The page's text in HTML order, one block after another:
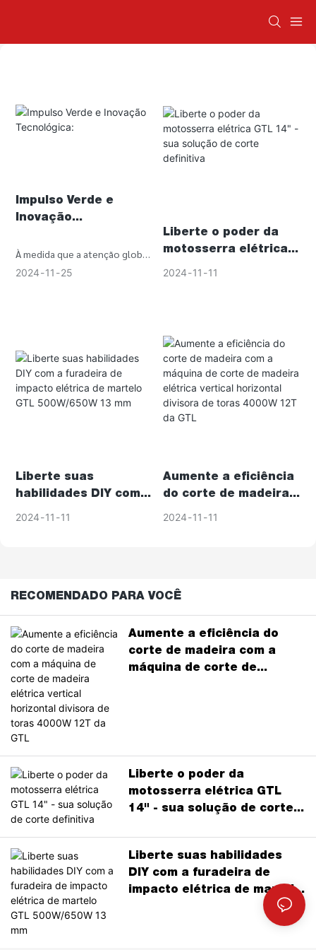
Impulso Verde e
Inovação
À medida que a atenção global
à protecção ambiental
desenvolvimento verde e
inteligente. Ao abraçar a
inovação tecnológica e
práticas ecológicas, a indústria
artigo, exploramos como
essas tendências estão
moldando o futuro da
Impulsionando Atualizações
1. Capacitado pela tecnologia
inteligente
A integração de tecnologias
inteligentes tornou as
ferramentas elétricas mais
precisas e eficientes. Com
chips inteligentes e módulos
de controle integrados, as
ferramentas podem monitorar
o uso em tempo real, otimizar
o desempenho e prolongar
sua vida útil.
2. Soluções Inovadoras:
Combinando Eficiência e
Durabilidade
2024 11 25
Liberte o poder da
motosserra elétrica
GTL 14" - sua solução
2024 11 11
Liberte suas
habilidades DIY com a
furadeira de impacto
2024 11 11
Aumente a eficiência
do corte de madeira
com a máquina de
GTL
2024 11 11
RECOMENDADO PARA VOCÊ
Aumente a eficiência do
corte de madeira com a
máquina de corte de
Liberte o poder da
motosserra elétrica GTL
14" - sua solução de corte
Liberte suas habilidades
DIY com a furadeira de
impacto elétrica de martelo
GTL 500W/650W 13 mm